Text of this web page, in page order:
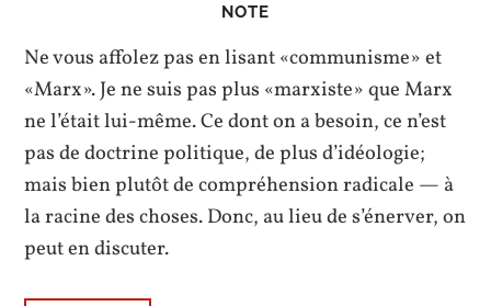
NOTE
Ne vous affolez pas en lisant «communisme» et
«Marx». Je ne suis pas plus «marxiste» que Marx
ne l’était lui-même. Ce dont on a besoin, ce n’est
pas de doctrine politique, de plus d’idéologie;
mais bien plutôt de compréhension radicale — à
la racine des choses. Donc, au lieu de s’énerver, on
peut en discuter.